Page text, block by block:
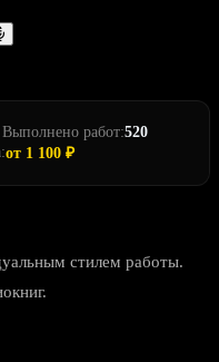
Выполнено работ:520
от 1 100 ₽
стилем работы.